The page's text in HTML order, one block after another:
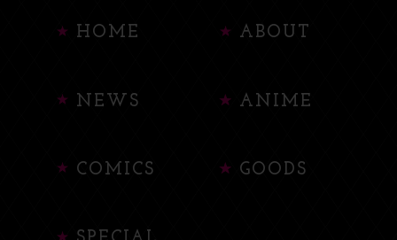
HOME ABOUT
NEWS ANIME
COMICS GOODS